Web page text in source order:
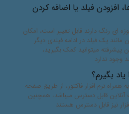
افزودن فیلد یا اضافه کردن
ای رنگ دارند قابل تغییر است، امکان
یک فیلد در ادامه فیلدی دیگر
پیشرفته میتوانید کمک بگیرید،
ندارد
یاد بگیرم؟
همراه نرم افزار فاکتور، از طریق صفحه
آنلاین قابل دسترس میباشد، همچنین
نیز قابل دسترس هستند